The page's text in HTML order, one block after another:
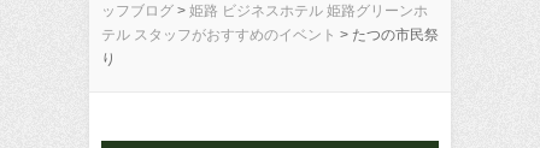
ッフブログ > 姫路 ビジネスホテル 姫路グリーンホ
テル スタッフがおすすめのイベント > たつの市民祭
り